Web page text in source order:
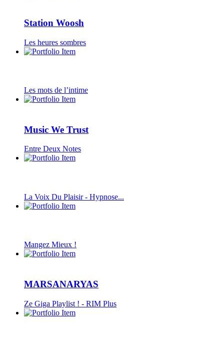
Station Woosh
Les heures sombres
Les mots de l’intime
Music We Trust
Entre Deux Notes
La Voix Du Plaisir - Hypnose...
Mangez Mieux !
MARSANARYAS
Ze Giga Playlist ! - RIM Plus